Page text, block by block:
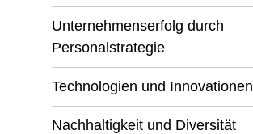
Unternehmenserfolg durch
Personalstrategie
Technologien und Innovationen
Nachhaltigkeit und Diversität